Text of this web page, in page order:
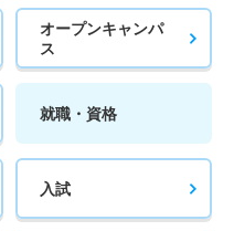
オープンキャンパ
ス
就職・資格
入試